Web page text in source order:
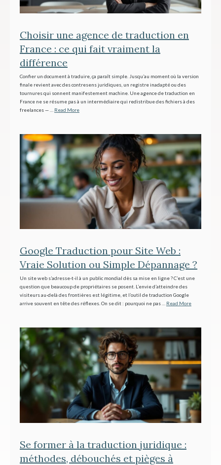
Choisir une agence de traduction en
France : ce qui fait vraiment la
différence
Confier un document à traduire, ça paraît simple. Jusqu’au moment où la version
finale revient avec des contresens juridiques, un registre inadapté ou des
tournures qui sonnent manifestement machine. Une agence de traduction en
France ne se résume pas à un intermédiaire qui redistribue des fichiers à des
freelances — … Read More
Google Traduction pour Site Web :
Vraie Solution ou Simple Dépannage ?
Un site web s’adresse-t-il à un public mondial dès sa mise en ligne ? C’est une
question que beaucoup de propriétaires se posent. L’envie d’atteindre des
visiteurs au-delà des frontières est légitime, et l’outil de traduction Google
arrive souvent en tête des réflexes. On se dit : pourquoi ne pas … Read More
Se former à la traduction juridique :
méthodes, débouchés et pièges à